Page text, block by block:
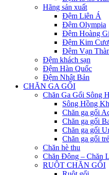
Hãng sản xuất
Đệm Liên Á
Đệm Olympia
Đệm Hoàng
Đệm Kim
Đệm Vạn
Đệm khách sạn
Đệm Hàn Quốc
Đệm Nhật Bản
CHĂN GA GỐI
Chăn Ga Gối Sông
Sông Hồng
Chăn ga gối
Chăn ga gối
Chăn ga gối
Chăn ga gối
Chăn hè thu
Chăn Đông – Chăn
RUỘT CHĂN GỐI